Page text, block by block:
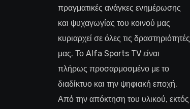
πραγματικές ανάγκες ενημέρωσης
και ψυχαγωγίας του κοινού μας
κυριαρχεί σε όλες τις δραστηριότητές
μας. Το Alfa Sports TV είναι
πλήρως προσαρμοσμένο με το
διαδίκτυο και την ψηφιακή εποχή.
Από την απόκτηση του υλικού, εκτός